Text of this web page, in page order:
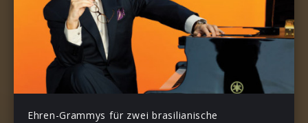
Ehren-Grammys für zwei brasilianische